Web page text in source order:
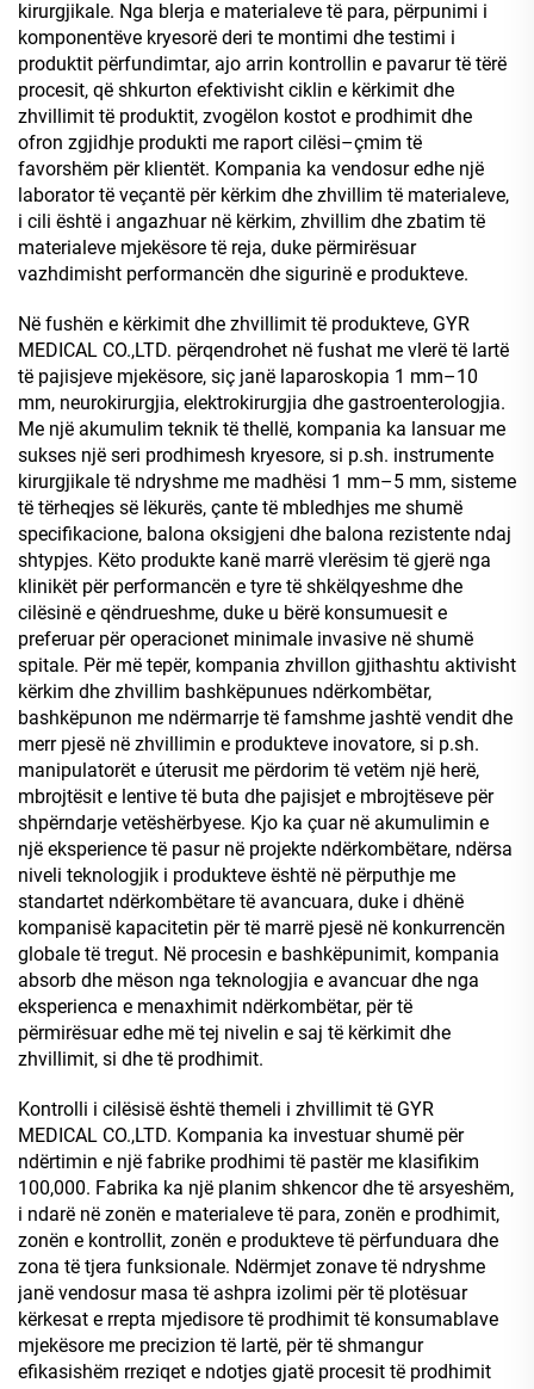
kirurgjikale. Nga blerja e materialeve të para, përpunimi i
komponentëve kryesorë deri te montimi dhe testimi i
produktit përfundimtar, ajo arrin kontrollin e pavarur të tërë
procesit, që shkurton efektivisht ciklin e kërkimit dhe
zhvillimit të produktit, zvogëlon kostot e prodhimit dhe
ofron zgjidhje produkti me raport cilësi–çmim të
favorshëm për klientët. Kompania ka vendosur edhe një
laborator të veçantë për kërkim dhe zhvillim të materialeve,
i cili është i angazhuar në kërkim, zhvillim dhe zbatim të
materialeve mjekësore të reja, duke përmirësuar
vazhdimisht performancën dhe sigurinë e produkteve.
Në fushën e kërkimit dhe zhvillimit të produkteve, GYR
MEDICAL CO.,LTD. përqendrohet në fushat me vlerë të lartë
të pajisjeve mjekësore, siç janë laparoskopia 1 mm–10
mm, neurokirurgjia, elektrokirurgjia dhe gastroenterologjia.
Me një akumulim teknik të thellë, kompania ka lansuar me
sukses një seri prodhimesh kryesore, si p.sh. instrumente
kirurgjikale të ndryshme me madhësi 1 mm–5 mm, sisteme
të tërheqjes së lëkurës, çante të mbledhjes me shumë
specifikacione, balona oksigjeni dhe balona rezistente ndaj
shtypjes. Këto produkte kanë marrë vlerësim të gjerë nga
klinikët për performancën e tyre të shkëlqyeshme dhe
cilësinë e qëndrueshme, duke u bërë konsumuesit e
preferuar për operacionet minimale invasive në shumë
spitale. Për më tepër, kompania zhvillon gjithashtu aktivisht
kërkim dhe zhvillim bashkëpunues ndërkombëtar,
bashkëpunon me ndërmarrje të famshme jashtë vendit dhe
merr pjesë në zhvillimin e produkteve inovatore, si p.sh.
manipulatorët e úterusit me përdorim të vetëm një herë,
mbrojtësit e lentive të buta dhe pajisjet e mbrojtëseve për
shpërndarje vetëshërbyese. Kjo ka çuar në akumulimin e
një eksperience të pasur në projekte ndërkombëtare, ndërsa
niveli teknologjik i produkteve është në përputhje me
standartet ndërkombëtare të avancuara, duke i dhënë
kompanisë kapacitetin për të marrë pjesë në konkurrencën
globale të tregut. Në procesin e bashkëpunimit, kompania
absorb dhe mëson nga teknologjia e avancuar dhe nga
eksperienca e menaxhimit ndërkombëtar, për të
përmirësuar edhe më tej nivelin e saj të kërkimit dhe
zhvillimit, si dhe të prodhimit.
Kontrolli i cilësisë është themeli i zhvillimit të GYR
MEDICAL CO.,LTD. Kompania ka investuar shumë për
ndërtimin e një fabrike prodhimi të pastër me klasifikim
100,000. Fabrika ka një planim shkencor dhe të arsyeshëm,
i ndarë në zonën e materialeve të para, zonën e prodhimit,
zonën e kontrollit, zonën e produkteve të përfunduara dhe
zona të tjera funksionale. Ndërmjet zonave të ndryshme
janë vendosur masa të ashpra izolimi për të plotësuar
kërkesat e rrepta mjedisore të prodhimit të konsumablave
mjekësore me precizion të lartë, për të shmangur
efikasishëm rreziqet e ndotjes gjatë procesit të prodhimit